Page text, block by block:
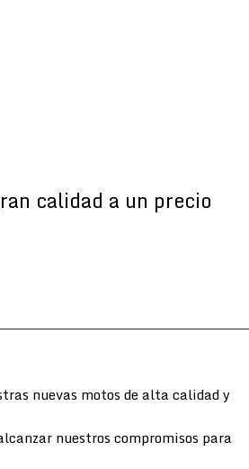
calidad a un precio
nuevas motos de alta calidad y
nuestros compromisos para